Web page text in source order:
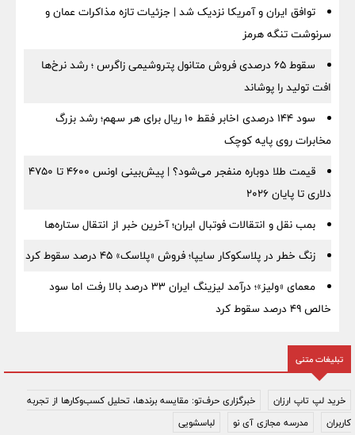
توافق ایران و آمریکا نزدیک شد | جزئیات تازه مذاکرات عمان و
سرنوشت تنگه هرمز
سقوط ۶۵ درصدی فروش متانول پتروشیمی زاگرس ؛ رشد نرخ‌ها
افت تولید را پوشاند
سود ۱۴۴ درصدی اخابر فقط ۱۰ ریال برای هر سهم؛ رشد بزرگ
مخابرات روی پایه کوچک
قیمت طلا دوباره منفجر می‌شود؟ | پیش‌بینی اونس ۴۶۰۰ تا ۴۷۵۰
دلاری تا پایان ۲۰۲۶
بمب نقل‌ و انتقالات فوتبال ایران؛ آخرین خبر از انتقال ستاره‌ها
زنگ خطر در پلاسکوکار سایپا؛ فروش «پلاسک» ۴۵ درصد سقوط کرد
معمای «ولیز»؛ درآمد لیزینگ ایران ۳۳ درصد بالا رفت اما سود
خالص ۴۹ درصد سقوط کرد
تبلیغات متنی
خرید لپ تاپ ارزان
خبرگزاری حرف‌تو: مقایسه برندها، تحلیل کسب‌وکارها از تجربه
کاربران
مدرسه مجازی آی نو لباسشویی